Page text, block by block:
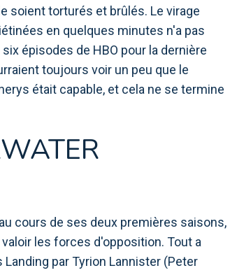
soient torturés et brûlés. Le virage
en quelques minutes n'a pas
épisodes de HBO pour la dernière
toujours voir un peu que le
était capable, et cela ne se termine
cours de ses deux premières saisons,
les forces d'opposition. Tout a
par Tyrion Lannister (Peter